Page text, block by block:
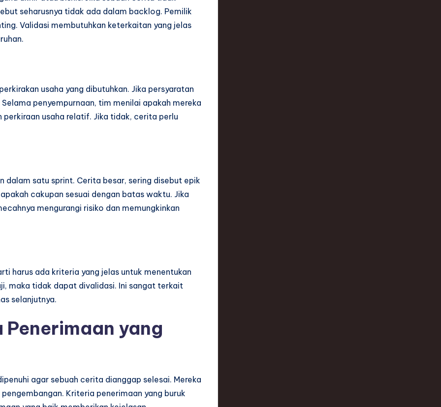
seharusnya tidak ada dalam backlog. Pemilik
Validasi membutuhkan keterkaitan yang jelas
usaha yang dibutuhkan. Jika persyaratan
penyempurnaan, tim menilai apakah mereka
usaha relatif. Jika tidak, cerita perlu
dalam satu sprint. Cerita besar, sering disebut epik
cakupan sesuai dengan batas waktu. Jika
mengurangi risiko dan memungkinkan
harus ada kriteria yang jelas untuk menentukan
maka tidak dapat divalidasi. Ini sangat terkait
selanjutnya.
Penerimaan yang
agar sebuah cerita dianggap selesai. Mereka
Kriteria penerimaan yang buruk